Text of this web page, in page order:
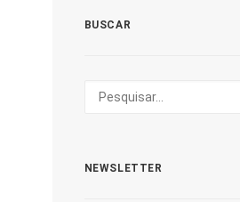
BUSCAR
NEWSLETTER